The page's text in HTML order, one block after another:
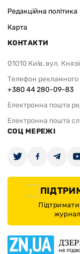
Редакційна політика
Карта
КОНТАКТИ
01010 Київ, вул.
Телефон рекламного
+380 44 280-09-83
Електронна пошта
Електронна пошта
СОЦ МЕРЕЖІ
не